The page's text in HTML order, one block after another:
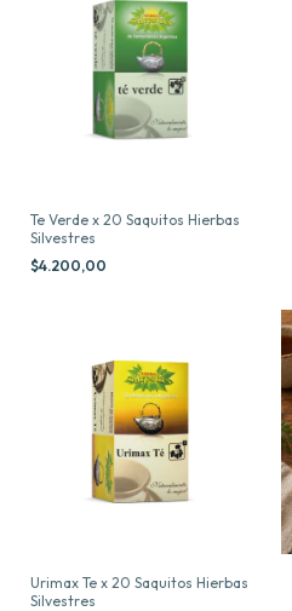
Te Verde x 20 Saquitos Hierbas
Silvestres
$4.200,00
Urimax Te x 20 Saquitos Hierbas
Silvestres